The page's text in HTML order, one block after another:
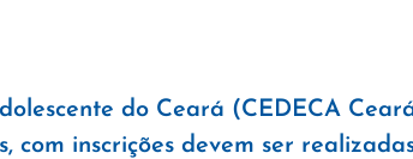
do Ceará (CEDECA
com inscrições devem ser